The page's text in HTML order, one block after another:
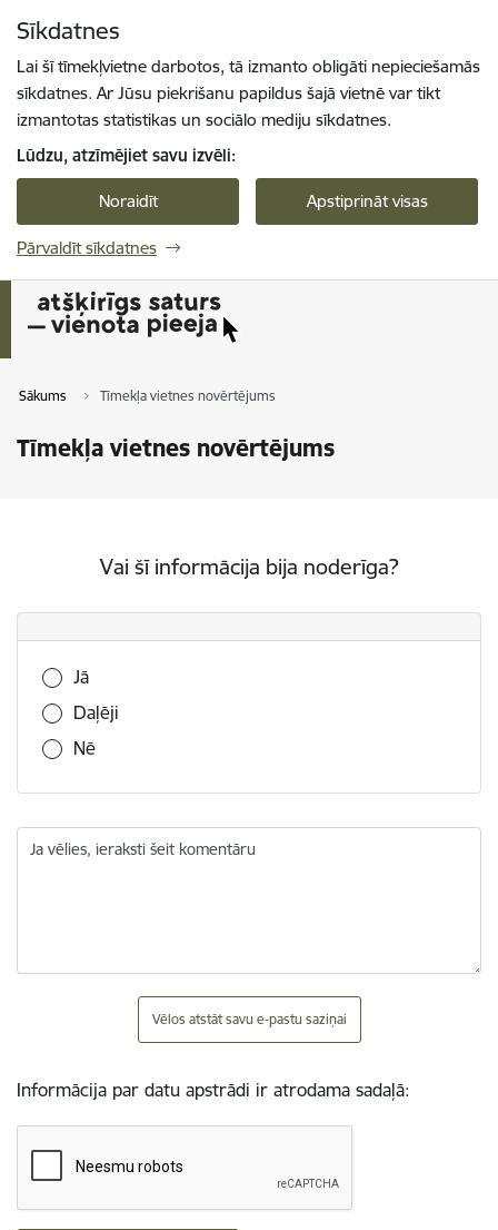
Sīkdatnes
Lai šī tīmekļvietne darbotos, tā izmanto obligāti nepieciešamās
sīkdatnes. Ar Jūsu piekrišanu papildus šajā vietnē var tikt
izmantotas statistikas un sociālo mediju sīkdatnes.
Lūdzu, atzīmējiet savu izvēli:
Noraidīt Apstiprināt visas
Pārvaldīt sīkdatnes
Sākums Tīmekļa vietnes novērtējums
Tīmekļa vietnes novērtējums
Vai šī informācija bija noderīga?
Vai šī informācija bija noderīga?
Jā
Daļēji
Nē
Ja vēlies, ieraksti šeit komentāru
Vēlos atstāt savu e-pastu saziņai
Informācija par datu apstrādi ir atrodama sadaļā: